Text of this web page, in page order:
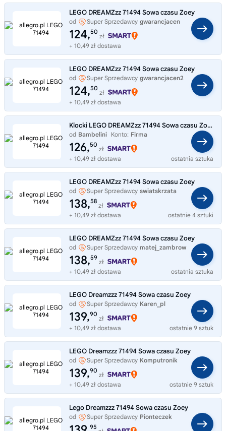
LEGO DREAMZzz 71494 Sowa czasu Zoey
od Super Sprzedawcy gwarancjacen
124,50
zł
+ 10,49 zł dostawa
LEGO DREAMZzz 71494 Sowa czasu Zoey
od Super Sprzedawcy gwarancjacen2
124,50
zł
+ 10,49 zł dostawa
Klocki LEGO DREAMZzz 71494 Sowa czasu Zoey Dreamz 2w1 359el Zoey's Time Owl
od Bambelini Konto: Firma
126,50
zł
+ 10,49 zł dostawa
ostatnia sztuka
LEGO DREAMZzz 71494 Sowa czasu Zoey
od Super Sprzedawcy swiatskrzata
138,58
zł
+ 10,49 zł dostawa
ostatnie 4 sztuki
LEGO DREAMZzz 71494 Sowa czasu Zoey
od Super Sprzedawcy matej_zambrow
138,59
zł
+ 10,49 zł dostawa
ostatnia sztuka
LEGO Dreamzzz 71494 Sowa czasu Zoey
od Super Sprzedawcy Karen_pl
139,90
zł
+ 10,49 zł dostawa
ostatnie 9 sztuk
LEGO Dreamzzz 71494 Sowa czasu Zoey
od Super Sprzedawcy Komputronik
139,90
zł
+ 10,49 zł dostawa
ostatnie 9 sztuk
Lego Dreamzzz 71494 Sowa czasu Zoey
od Super Sprzedawcy Pionteczek
95